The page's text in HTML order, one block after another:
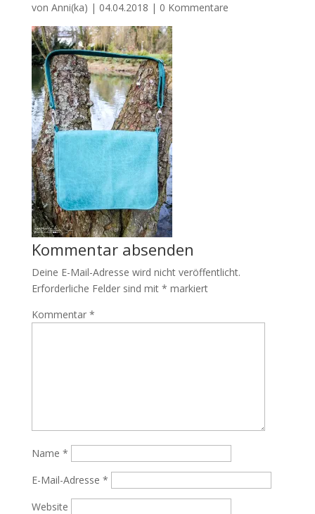
von Anni(ka) | 04.04.2018 | 0 Kommentare
Kommentar absenden
Deine E-Mail-Adresse wird nicht veröffentlicht.
Erforderliche Felder sind mit * markiert
Kommentar *
Name *
E-Mail-Adresse *
Website